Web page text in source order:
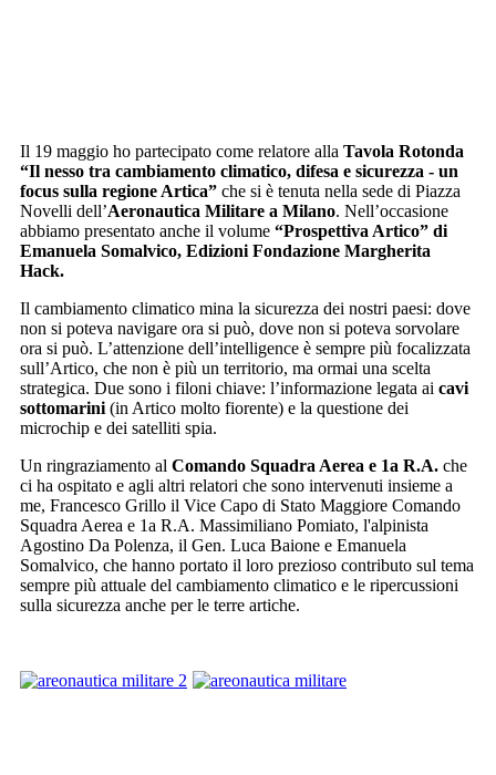
Il 19 maggio ho partecipato come relatore alla Tavola Rotonda
“Il nesso tra cambiamento climatico, difesa e sicurezza - un
focus sulla regione Artica” che si è tenuta nella sede di Piazza
Novelli dell’Aeronautica Militare a Milano. Nell’occasione
abbiamo presentato anche il volume “Prospettiva Artico” di
Emanuela Somalvico, Edizioni Fondazione Margherita
Hack.
Il cambiamento climatico mina la sicurezza dei nostri paesi: dove
non si poteva navigare ora si può, dove non si poteva sorvolare
ora si può. L’attenzione dell’intelligence è sempre più focalizzata
sull’Artico, che non è più un territorio, ma ormai una scelta
strategica. Due sono i filoni chiave: l’informazione legata ai cavi
sottomarini (in Artico molto fiorente) e la questione dei
microchip e dei satelliti spia.
Un ringraziamento al Comando Squadra Aerea e 1a R.A. che
ci ha ospitato e agli altri relatori che sono intervenuti insieme a
me, Francesco Grillo il Vice Capo di Stato Maggiore Comando
Squadra Aerea e 1a R.A. Massimiliano Pomiato, l'alpinista
Agostino Da Polenza, il Gen. Luca Baione e Emanuela
Somalvico, che hanno portato il loro prezioso contributo sul tema
sempre più attuale del cambiamento climatico e le ripercussioni
sulla sicurezza anche per le terre artiche.